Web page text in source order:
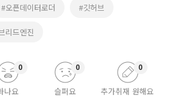
#오픈데이터로더 #깃허브
리드엔진
나요
0
슬퍼요
0
추가취재 원해요
0